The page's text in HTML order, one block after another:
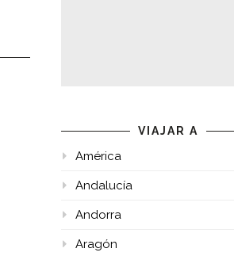
VIAJAR A
América
Andalucía
Andorra
Aragón